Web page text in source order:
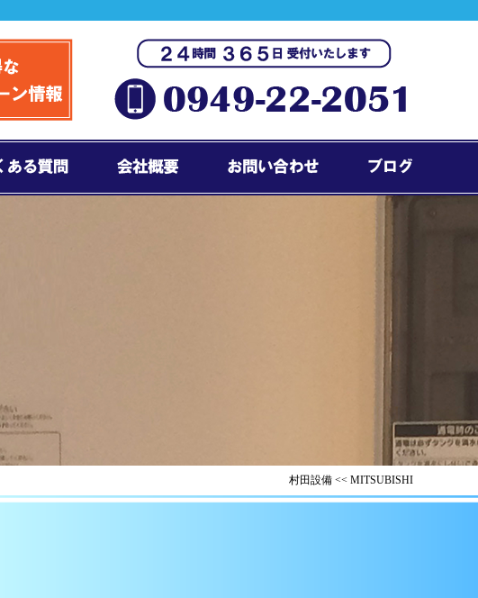
村田設備 << MITSUBISHI